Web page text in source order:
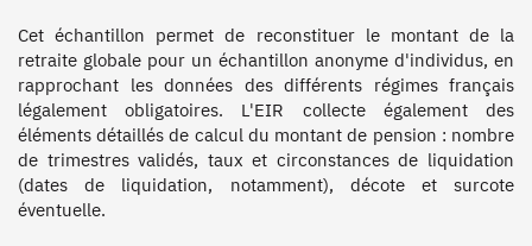
Cet échantillon permet de reconstituer le montant de la
retraite globale pour un échantillon anonyme d'individus, en
rapprochant les données des différents régimes français
légalement obligatoires. L'EIR collecte également des
éléments détaillés de calcul du montant de pension : nombre
de trimestres validés, taux et circonstances de liquidation
(dates de liquidation, notamment), décote et surcote
éventuelle.